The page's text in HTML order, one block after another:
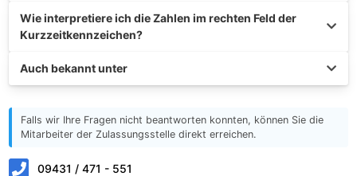
Wie interpretiere ich die Zahlen im rechten Feld der
Kurzzeitkennzeichen?
Auch bekannt unter
Falls wir Ihre Fragen nicht beantworten konnten, können Sie die
Mitarbeiter der Zulassungsstelle direkt erreichen.
09431 / 471 - 551